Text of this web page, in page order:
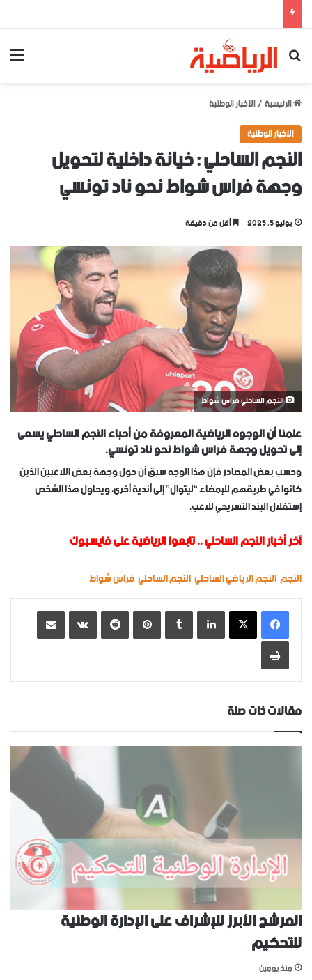
بحث عن
الرئيسية/الأخبار الوطنية
الأخبار الوطنية
النجم الساحلي : خيانة داخلية لتحويل
وجهة فراس شواط نحو ناد تونسي
يوليو 5, 2025 أقل من دقيقة
النجم الساحلي فراس شواط
علمنا أن الوجوه الرياضية المعروفة من أحباء النجم الساحلي يسعى
إلى تحويل وجهة فراس شواط نحو ناد تونسي.
وحسب بعض المصادر فإن هذا الوجه سبق أن حول وجهة بعض اللاعبين الذين
كانوا في طريقهم للإمضاء “ليتوال” إلى أندية أخرى، ويحاول هذا الشخص
إستغلال البند التسريحي للاعب.
آخر أخبار النجم الساحلي..تابعوا الرياضية على فايسبوك
النجمالنجم الرياضي الساحليالنجم الساحليفراس شواط
لينكدإن بينتيريست ‏VKontakte
طباعة
مقالات ذات صلة
المرشح الأبرز للإشراف على الإدارة الوطنية
للتحكيم
منذ يومين